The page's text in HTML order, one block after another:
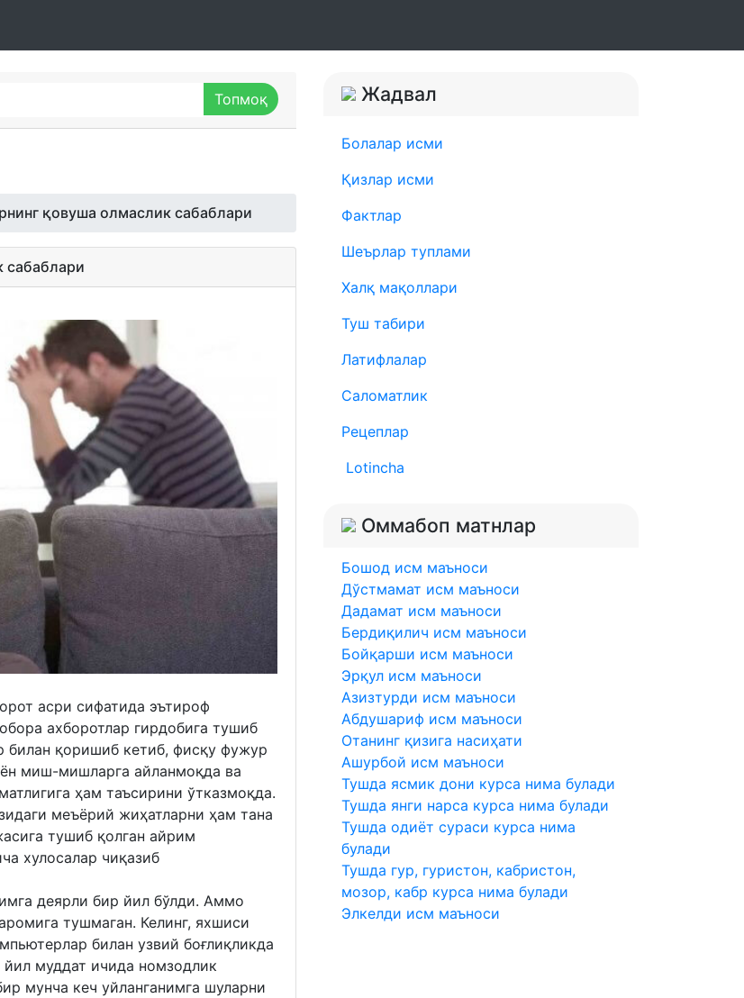
қовуша олмаслик сабаблари
сабаблари
асри сифатида эътироф
ахборотлар гирдобига тушиб
қоришиб кетиб, фисқу фужур
миш-мишларга айланмоқда ва
ҳам таъсирини ўтказмоқда.
меъёрий жиҳатларни ҳам тана
тушиб қолган айрим
хулосалар чиқазиб
деярли бир йил бўлди. Аммо
тушмаган. Келинг, яхшиси
билан узвий боғлиқликда
муддат ичида номзодлик
мунча кеч уйланганимга шуларни
Жадвал
Болалар исми
Қизлар исми
Фактлар
Шеърлар туплами
Халқ мақоллари
Туш табири
Латифлалар
Саломатлик
Рецеплар
Lotincha
Оммабоп матнлар
Бошод исм маъноси
Дўстмамат исм маъноси
Дадамат исм маъноси
Бердиқилич исм маъноси
Бойқарши исм маъноси
Эрқул исм маъноси
Азизтурди исм маъноси
Абдушариф исм маъноси
Отанинг қизига насиҳати
Ашурбой исм маъноси
Тушда ясмик дони курса нима булади
Тушда янги нарса курса нима булади
Тушда одиёт сураси курса нима
булади
Тушда гур, гуристон, кабристон,
мозор, кабр курса нима булади
Элкелди исм маъноси